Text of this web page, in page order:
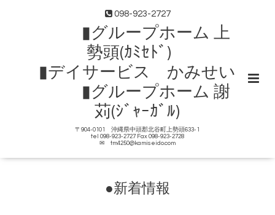
098-923-2727
▮グループホーム 上
勢頭(ｶﾐｾﾄﾞ)
▮デイサービス かみせい
▮グループホーム 謝
苅(ｼﾞｬｰｶﾞﾙ)
〒904-0101 沖縄県中頭郡北谷町上勢頭633-1
tel 098-923-2727 Fax 098-923-2728
✉ tm4250@kamiseido.com
●新着情報